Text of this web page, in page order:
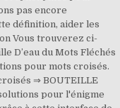
pas encore
définition, aider les
Vous trouverez ci-
D’eau du Mots Fléchés
pour mots croisés.
⇒ BOUTEILLE
pour l'énigme